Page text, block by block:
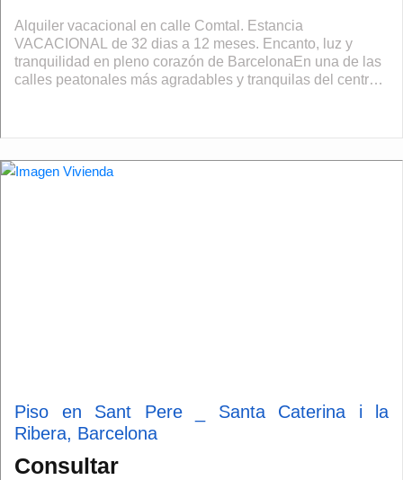
Alquiler vacacional en calle Comtal. Estancia
VACACIONAL de 32 dias a 12 meses. Encanto, luz y
tranquilidad en pleno corazón de BarcelonaEn una de las
calles peatonales más agradables y tranquilas del centro
Piso en Sant Pere _ Santa Caterina i la
Ribera, Barcelona
Consultar